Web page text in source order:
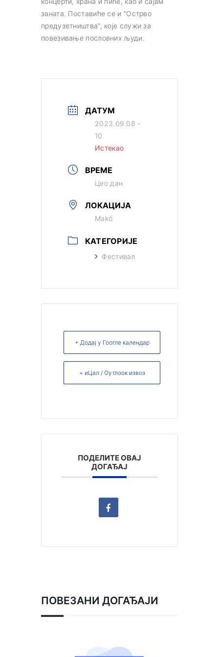
заната. Поставиће се и “Острво
предузетништва”, које служи за
повезивање пословних људи.
ДАТУМ
2023.09.08 -
10
Истекао
ВРЕМЕ
Цео дан
ЛОКАЦИЈА
Makó
КАТЕГОРИЈЕ
Фестивал
+ Додај у Гоогле календар
+ иЦал / Оутлоок извоз
ПОДЕЛИТЕ ОВАЈ
ДОГАЂАЈ
ПОВЕЗАНИ ДОГАЂАЈИ